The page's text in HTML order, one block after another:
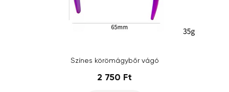
Színes körömágybőr vágó
2 750 Ft